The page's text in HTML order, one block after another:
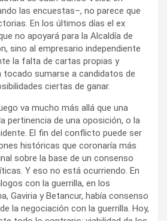
las encuestas–, no parece que
En los últimos días el ex
no apoyará para la Alcaldía de
sino al empresario independiente
la falta de cartas propias y
tocado sumarse a candidatos de
ciertas de ganar.
va mucho más allá que una
pertinencia de una oposición, o la
El fin del conflicto puede ser
históricas que coronaría más
sobre la base de un consenso
Y eso no está ocurriendo. En
con la guerrilla, en los
Gaviria y Betancur, había consenso
la negociación con la guerrilla. Hoy,